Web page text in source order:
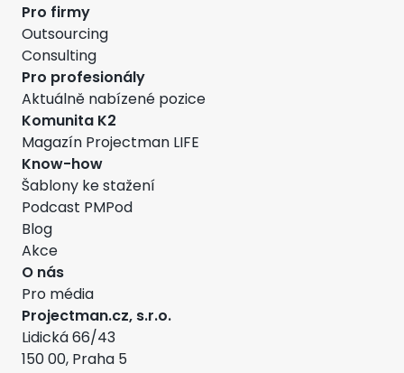
Projectman.cz, s.r.o.
Lidická 66/43
150 00, Praha 5
Pro firmy
Outsourcing
Consulting
Pro profesionály
Aktuálně nabízené pozice
Komunita K2
Magazín Projectman LIFE
Know-how
Šablony ke stažení
Podcast PMPod
Blog
Akce
O nás
Pro média